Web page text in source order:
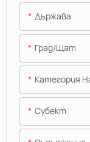
Държава
Град/щат
Категория
Субект